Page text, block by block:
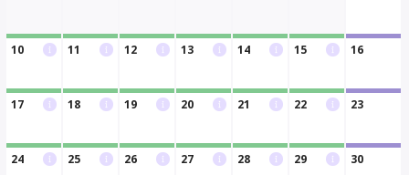
10 11 12 13 14 15 16
17 18 19 20 21 22 23
24 25 26 27 28 29 30